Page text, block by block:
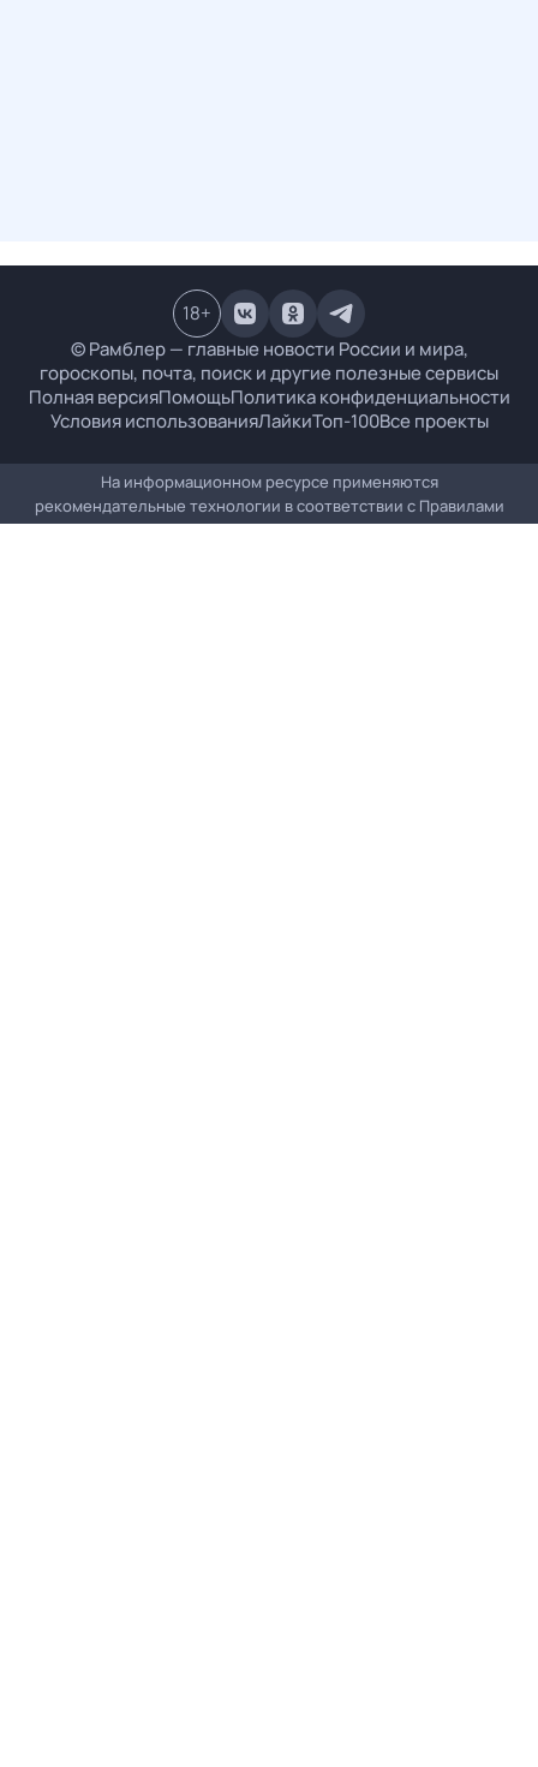
© Рамблер — главные новости России и мира,
гороскопы, почта, поиск и другие полезные сервисы
Полная версияПомощьПолитика конфиденциальности
Условия использованияЛайкиТоп-100Все проекты
18+
На информационном ресурсе применяются
рекомендательные технологии в соответствии с Правилами